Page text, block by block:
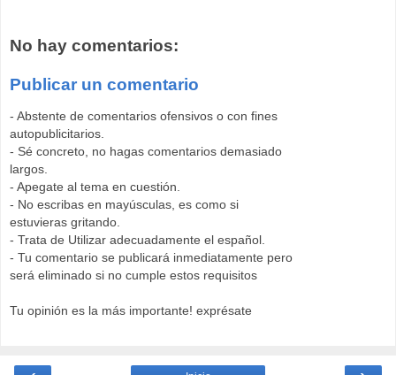
No hay comentarios:
Publicar un comentario
- Abstente de comentarios ofensivos o con fines
autopublicitarios.
- Sé concreto, no hagas comentarios demasiado
largos.
- Apegate al tema en cuestión.
- No escribas en mayúsculas, es como si
estuvieras gritando.
- Trata de Utilizar adecuadamente el español.
- Tu comentario se publicará inmediatamente pero
será eliminado si no cumple estos requisitos
Tu opinión es la más importante! exprésate